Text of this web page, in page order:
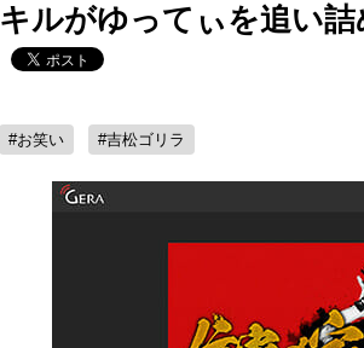
キルがゆってぃを追い詰
#お笑い #吉松ゴリラ